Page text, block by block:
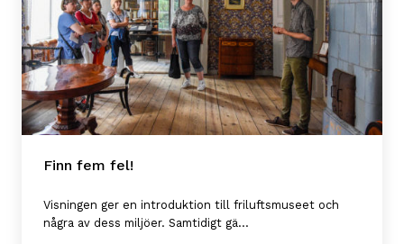
Finn fem fel!
Visningen ger en introduktion till friluftsmuseet och
några av dess miljöer. Samtidigt gä...